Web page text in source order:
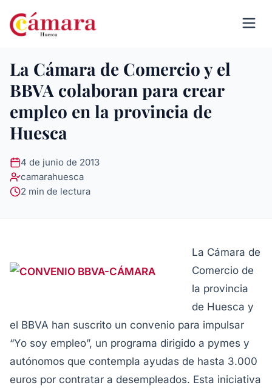
La Cámara de Comercio y el
BBVA colaboran para crear
empleo en la provincia de
Huesca
4 de junio de 2013
camarahuesca
2 min de lectura
La Cámara de
Comercio de
la provincia
de Huesca y
el BBVA han suscrito un convenio para impulsar
“Yo soy empleo”, un programa dirigido a pymes y
autónomos que contempla ayudas de hasta 3.000
euros por contratar a desempleados. Esta iniciativa